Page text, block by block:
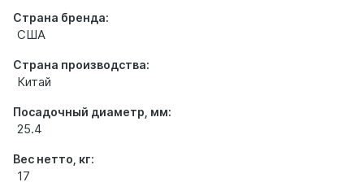
Страна бренда:
США
Страна производства:
Китай
Посадочный диаметр, мм:
25.4
Вес нетто, кг:
17